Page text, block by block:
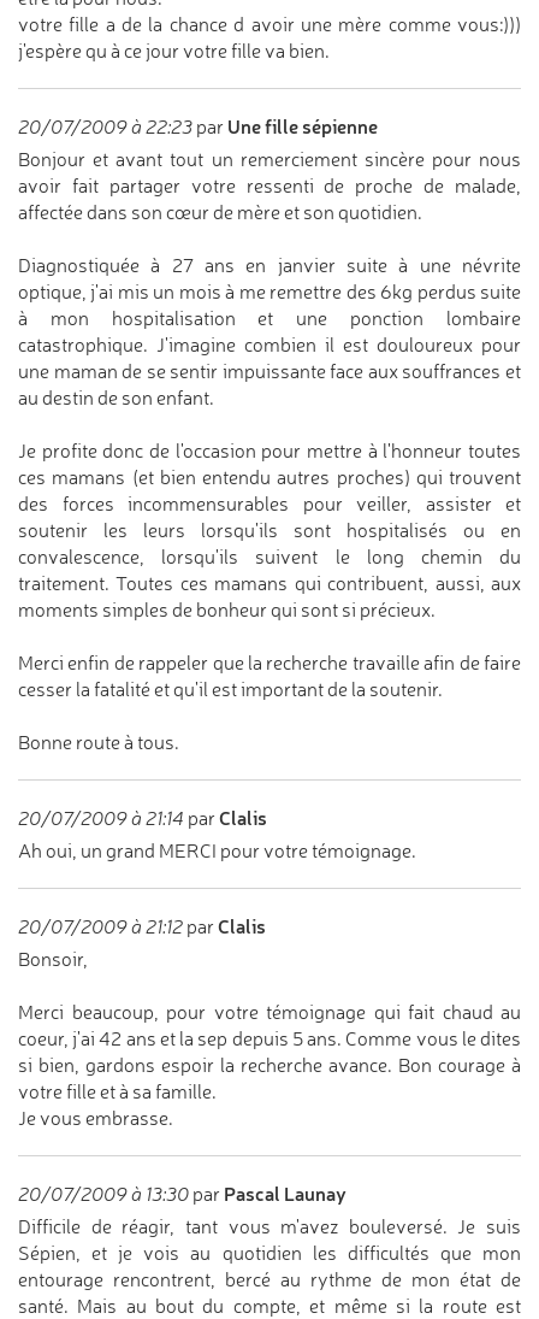
votre fille a de la chance d avoir une mère comme vous:)))
j'espère qu à ce jour votre fille va bien.
20/07/2009 à 22:23 par Une fille sépienne
Bonjour et avant tout un remerciement sincère pour nous
avoir fait partager votre ressenti de proche de malade,
affectée dans son cœur de mère et son quotidien.
Diagnostiquée à 27 ans en janvier suite à une névrite
optique, j'ai mis un mois à me remettre des 6kg perdus suite
à mon hospitalisation et une ponction lombaire
catastrophique. J'imagine combien il est douloureux pour
une maman de se sentir impuissante face aux souffrances et
au destin de son enfant.
Je profite donc de l'occasion pour mettre à l'honneur toutes
ces mamans (et bien entendu autres proches) qui trouvent
des forces incommensurables pour veiller, assister et
soutenir les leurs lorsqu'ils sont hospitalisés ou en
convalescence, lorsqu'ils suivent le long chemin du
traitement. Toutes ces mamans qui contribuent, aussi, aux
moments simples de bonheur qui sont si précieux.
Merci enfin de rappeler que la recherche travaille afin de faire
cesser la fatalité et qu'il est important de la soutenir.
Bonne route à tous.
20/07/2009 à 21:14 par Clalis
Ah oui, un grand MERCI pour votre témoignage.
20/07/2009 à 21:12 par Clalis
Bonsoir,
Merci beaucoup, pour votre témoignage qui fait chaud au
coeur, j'ai 42 ans et la sep depuis 5 ans. Comme vous le dites
si bien, gardons espoir la recherche avance. Bon courage à
votre fille et à sa famille.
Je vous embrasse.
20/07/2009 à 13:30 par Pascal Launay
Difficile de réagir, tant vous m'avez bouleversé. Je suis
Sépien, et je vois au quotidien les difficultés que mon
entourage rencontrent, bercé au rythme de mon état de
santé. Mais au bout du compte, et même si la route est